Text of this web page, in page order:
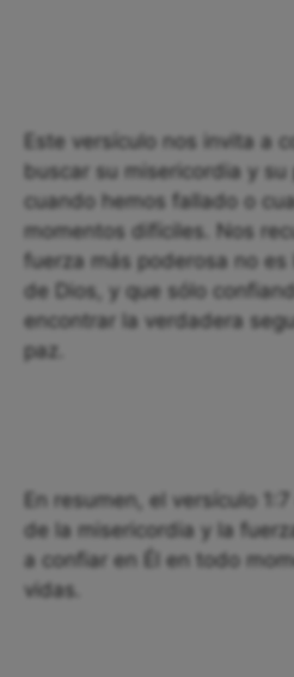
Este versículo nos invita a
buscar su misericordia y
cuando hemos fallado o
momentos difíciles. Nos
fuerza más poderosa no
de Dios, y que sólo
encontrar la verdadera
paz.
En resumen, el versículo
de la misericordia y la
a confiar en Él en todo
vidas.